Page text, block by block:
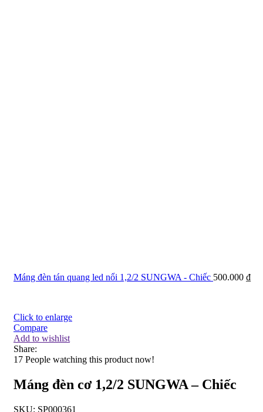
Máng đèn tán quang led nổi 1,2/2 SUNGWA - Chiếc 500.000 ₫
Click to enlarge
Compare
Add to wishlist
Share:
17 People watching this product now!
Máng đèn cơ 1,2/2 SUNGWA – Chiếc
SKU: SP000361